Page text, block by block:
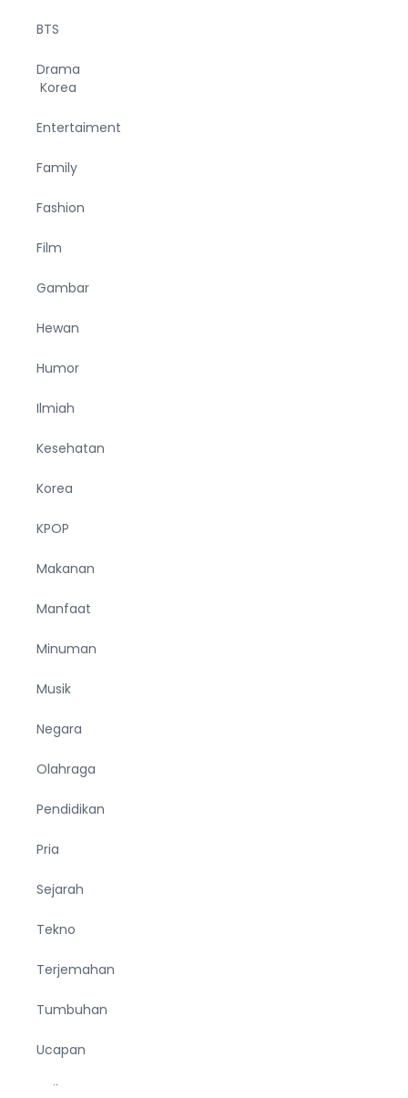
BTS
Drama
Korea
Entertaiment
Family
Fashion
Film
Gambar
Hewan
Humor
Ilmiah
Kesehatan
Korea
KPOP
Makanan
Manfaat
Minuman
Musik
Negara
Olahraga
Pendidikan
Pria
Sejarah
Tekno
Terjemahan
Tumbuhan
Ucapan
Unik